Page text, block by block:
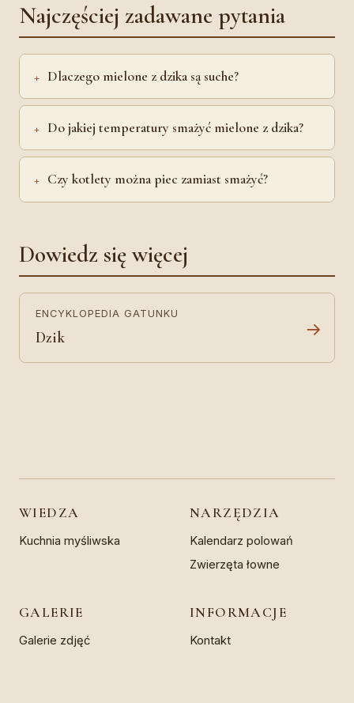
Najczęściej zadawane pytania
Dlaczego mielone z dzika są suche?
Do jakiej temperatury smażyć mielone z dzika?
Czy kotlety można piec zamiast smażyć?
Dowiedz się więcej
ENCYKLOPEDIA GATUNKU
Dzik →
WIEDZA
Kuchnia myśliwska
NARZĘDZIA
Kalendarz polowań
Zwierzęta łowne
GALERIE
Galerie zdjęć
INFORMACJE
Kontakt